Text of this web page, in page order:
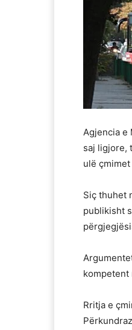
Agjencia e
saj ligjore,
ulë
Siç thuhet
publikisht
kompetent
Rritja e